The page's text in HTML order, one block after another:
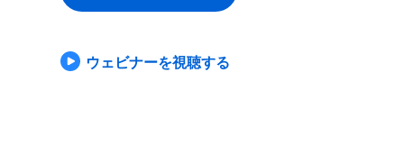
ウェビナーを視聴する